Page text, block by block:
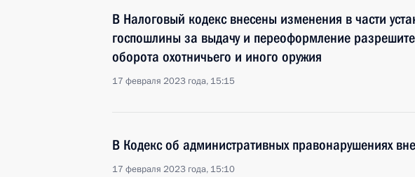
В Налоговый кодекс внесены изменения в части
госпошлины за выдачу и переоформление
оборота охотничьего и иного оружия
17 февраля 2023 года, 15:15
В Кодекс об административных правонарушениях
17 февраля 2023 года, 15:10